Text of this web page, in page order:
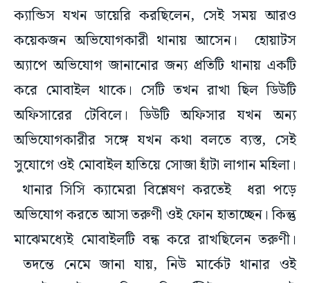
ক্যান্ডিস যখন ডায়েরি করছিলেন, সেই সময় আরও
কয়েকজন অভিযোগকারী থানায় আসেন। হোয়াটস
অ্যাপে অভিযোগ জানানোর জন্য প্রতিটি থানায় একটি
করে মোবাইল থাকে। সেটি তখন রাখা ছিল ডিউটি
অফিসারের টেবিলে। ডিউটি অফিসার যখন অন্য
অভিযোগকারীর সঙ্গে যখন কথা বলতে ব্যস্ত, সেই
সুযোগে ওই মোবাইল হাতিয়ে সোজা হাঁটা লাগান মহিলা।
থানার সিসি ক্যামেরা বিশ্লেষণ করতেই ধরা পড়ে
অভিযোগ করতে আসা তরুণী ওই ফোন হাতাচ্ছেন। কিন্তু
মাঝেমধ্যেই মোবাইলটি বন্ধ করে রাখছিলেন তরুণী।
তদন্তে নেমে জানা যায়, নিউ মার্কেট থানার ওই